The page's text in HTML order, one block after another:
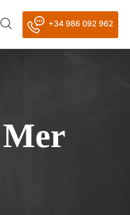
+34 986 092 962
Mer